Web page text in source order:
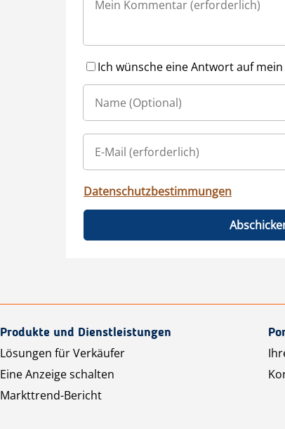
Ich wünsche eine Antwort auf mein
Datenschutzbestimmungen
Produkte und Dienstleistungen
Lösungen für Verkäufer
Eine Anzeige schalten
Markttrend-Bericht